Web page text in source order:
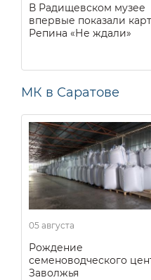
В Радищевском музее
впервые показали
Репина «Не ждали»
МК в Саратове
05 августа
Рождение
семеноводческого
Заволжья